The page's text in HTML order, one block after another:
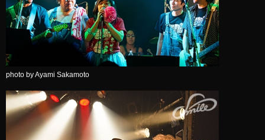
photo by Ayami Sakamoto